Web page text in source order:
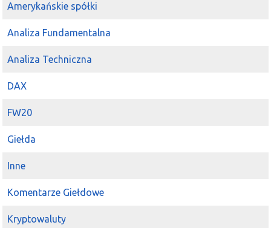
Amerykańskie spółki
Analiza Fundamentalna
Analiza Techniczna
DAX
FW20
Giełda
Inne
Komentarze Giełdowe
Kryptowaluty